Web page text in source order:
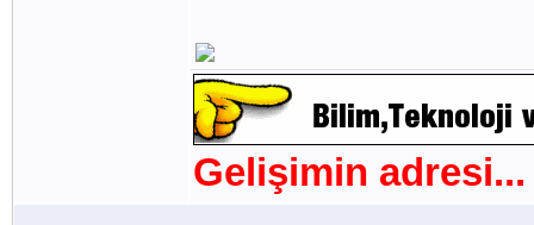
Gelişimin adresi...